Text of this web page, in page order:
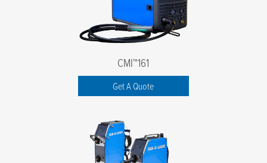
CMI™161
Get A Quote